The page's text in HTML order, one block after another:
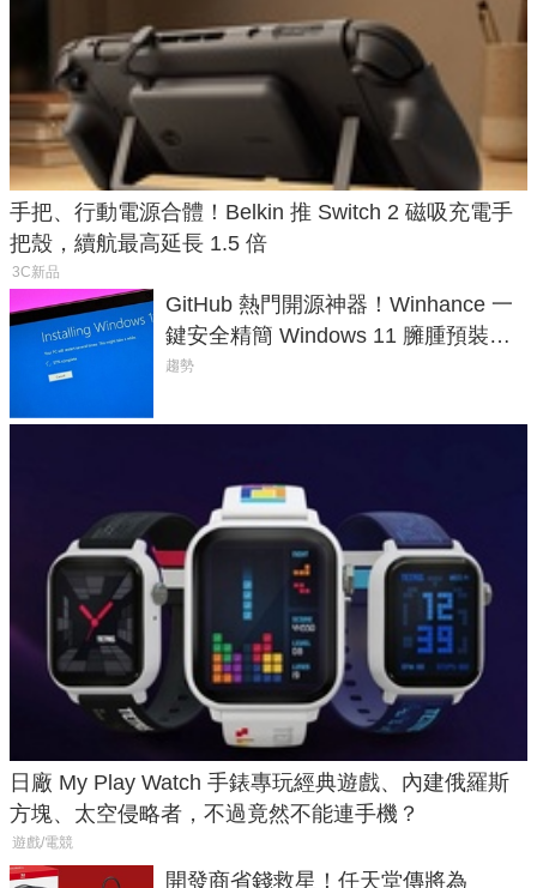
手把、行動電源合體！Belkin 推 Switch 2 磁吸充電手
把殼，續航最高延長 1.5 倍
3C新品
GitHub 熱門開源神器！Winhance 一
鍵安全精簡 Windows 11 臃腫預裝軟
體與後台追蹤
趨勢
日廠 My Play Watch 手錶專玩經典遊戲、內建俄羅斯
方塊、太空侵略者，不過竟然不能連手機？
遊戲/電競
開發商省錢救星！任天堂傳將為